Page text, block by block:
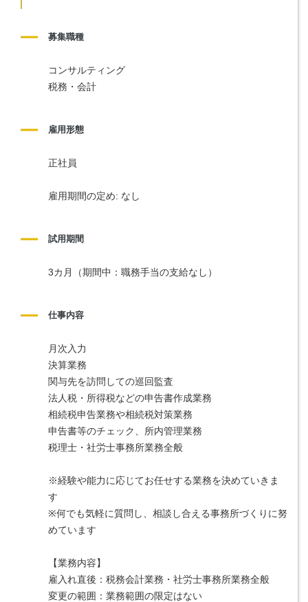
募集職種
コンサルティング
税務・会計
雇用形態
正社員
雇用期間の定め: なし
試用期間
3カ月（期間中：職務手当の支給なし）
仕事内容
月次入力
決算業務
関与先を訪問しての巡回監査
法人税・所得税などの申告書作成業務
相続税申告業務や相続税対策業務
申告書等のチェック、所内管理業務
税理士・社労士事務所業務全般
※経験や能力に応じてお任せする業務を決めていきま
す
※何でも気軽に質問し、相談し合える事務所づくりに努
めています
【業務内容】
雇入れ直後：税務会計業務・社労士事務所業務全般
変更の範囲：業務範囲の限定はない